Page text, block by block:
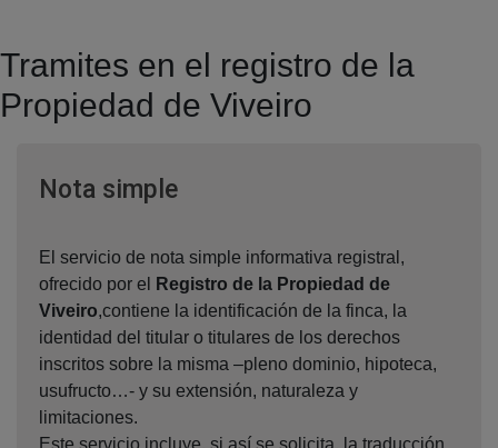
Tramites en el registro de la
Propiedad de Viveiro
Nota simpleVentana nueva
El servicio de nota simple informativa registral,
ofrecido por el
Registro de la Propiedad de
Viveiro,contiene la identificación de la finca, la
identidad del titular o titulares de los derechos
inscritos sobre la misma –pleno dominio, hipoteca,
usufructo…- y su extensión, naturaleza y
limitaciones.
Este servicio incluye, si así se solicita, la traducción